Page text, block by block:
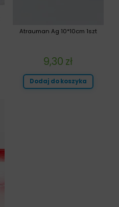
Atrauman Ag 10*10cm 1szt
9,30 zł
Dodaj do koszyka